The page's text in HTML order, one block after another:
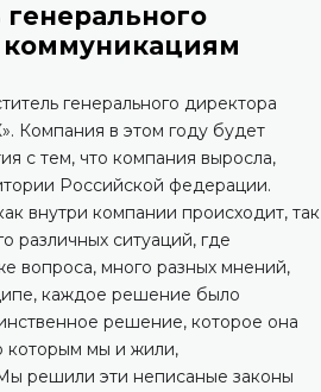
генерального директора
Компания в этом году будет
с тем, что компания выросла,
Российской федерации.
внутри компании происходит, так
различных ситуаций, где
вопроса, много разных мнений,
каждое решение было
решение, которое она
которым мы и жили,
решили эти неписаные законы